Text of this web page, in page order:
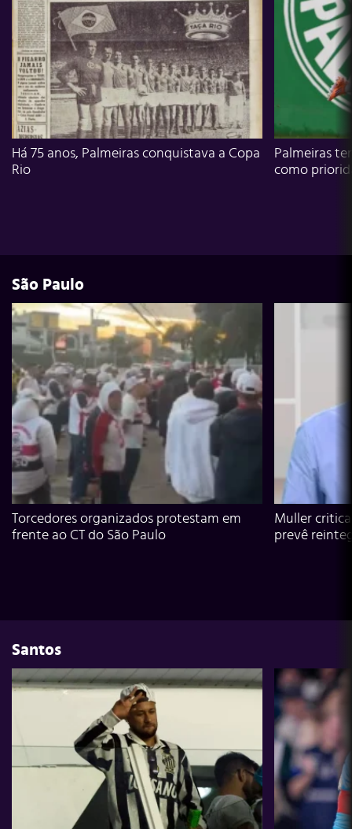
Há 75 anos, Palmeiras conquistava a Copa
Rio
Palmeiras
como
São Paulo
Torcedores organizados protestam em
frente ao CT do São Paulo
Muller
prevê
Santos